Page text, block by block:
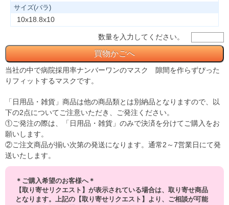
サイズ(バラ)
10x18.8x10
数量を入力してください。
当社の中で病院採用率ナンバーワンのマスク 隙間を作らずぴった
りフィットするマスクです。
「日用品・雑貨」商品は他の商品類とは別納品となりますので、以
下の2点についてご注意いただき、ご発注ください。
①ご発注の際は、「日用品・雑貨」のみで決済を分けてご購入をお
願いします。
②ご注文商品が揃い次第の発送になります。通常2～7営業日にて発
送いたします。
＊ご購入希望のお客様へ＊
【取り寄せリクエスト】が表示されている場合は、取り寄せ商品
となります。上記の【取り寄せリクエスト】より、ご相談が可能